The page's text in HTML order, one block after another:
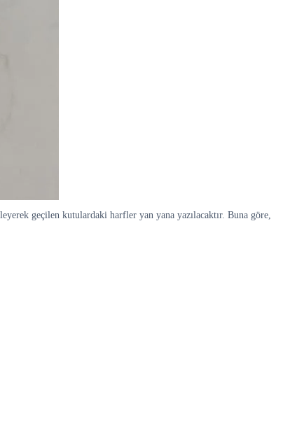
geçilen kutulardaki harfler yan yana yazılacaktır. Buna göre,